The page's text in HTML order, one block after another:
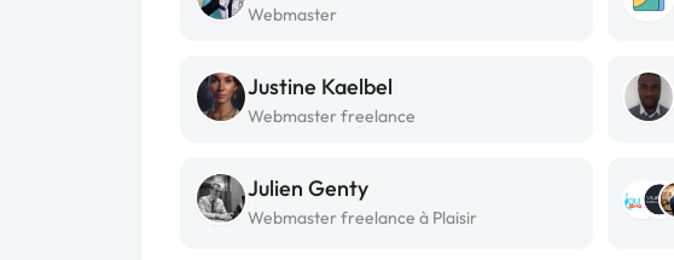
Webmaster
Justine Kaelbel
Webmaster freelance
Julien Genty
Webmaster freelance à Plaisir